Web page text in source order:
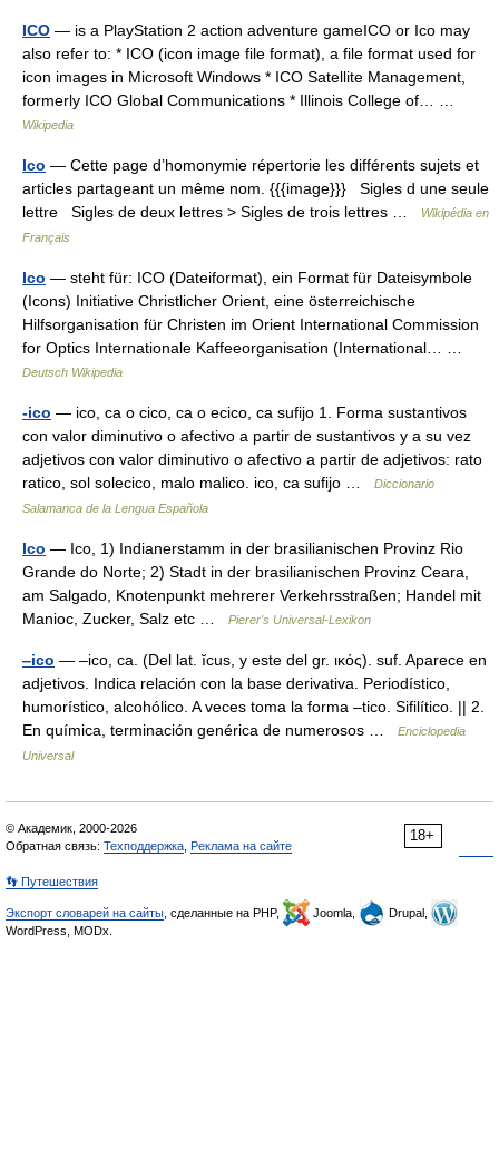
ICO — is a PlayStation 2 action adventure gameICO or Ico may
also refer to: * ICO (icon image file format), a file format used for
icon images in Microsoft Windows * ICO Satellite Management,
formerly ICO Global Communications * Illinois College of… …
Wikipedia
Ico — Cette page d’homonymie répertorie les différents sujets et
articles partageant un même nom. {{{image}}} Sigles d une seule
lettre Sigles de deux lettres > Sigles de trois lettres …
Wikipédia en
Français
Ico — steht für: ICO (Dateiformat), ein Format für Dateisymbole
(Icons) Initiative Christlicher Orient, eine österreichische
Hilfsorganisation für Christen im Orient International Commission
for Optics Internationale Kaffeeorganisation (International… …
Deutsch Wikipedia
-ico — ico, ca o cico, ca o ecico, ca sufijo 1. Forma sustantivos
con valor diminutivo o afectivo a partir de sustantivos y a su vez
adjetivos con valor diminutivo o afectivo a partir de adjetivos: rato
ratico, sol solecico, malo malico. ico, ca sufijo …
Diccionario
Salamanca de la Lengua Española
Ico — Ico, 1) Indianerstamm in der brasilianischen Provinz Rio
Grande do Norte; 2) Stadt in der brasilianischen Provinz Ceara,
am Salgado, Knotenpunkt mehrerer Verkehrsstraßen; Handel mit
Manioc, Zucker, Salz etc …
Pierer's Universal-Lexikon
‒ico — ‒ico, ca. (Del lat. ĭcus, y este del gr. ικός). suf. Aparece en
adjetivos. Indica relación con la base derivativa. Periodístico,
humorístico, alcohólico. A veces toma la forma ‒tico. Sifilítico. || 2.
En química, terminación genérica de numerosos …
Enciclopedia
Universal
18+
© Академик, 2000-2026
Обратная связь: Техподдержка Реклама на сайте
👣 Путешествия
Экспорт словарей на сайты , сделанные на PHP, Joomla,
Drupal,
WordPress, MODx.